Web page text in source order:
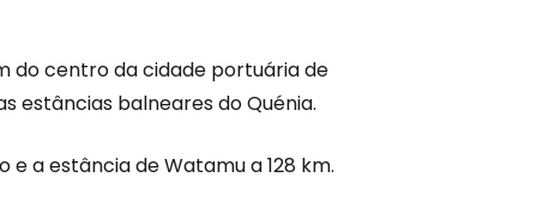
do centro da cidade portuária de
estâncias balneares do Quénia.
a estância de Watamu a 128 km.